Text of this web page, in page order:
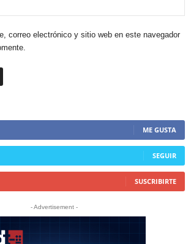
correo electrónico y sitio web en este navegador
ME GUSTA
SEGUIR
SUSCRIBIRTE
- Advertisement -